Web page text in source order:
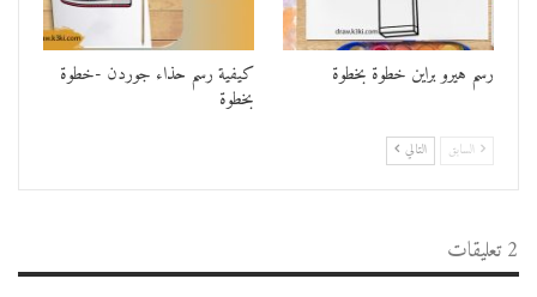
رسم هيرو براين خطوة بخطوة كيفية رسم حذاء جوردن -خطوة
بخطوة
السابق التالي
2 تعليقات